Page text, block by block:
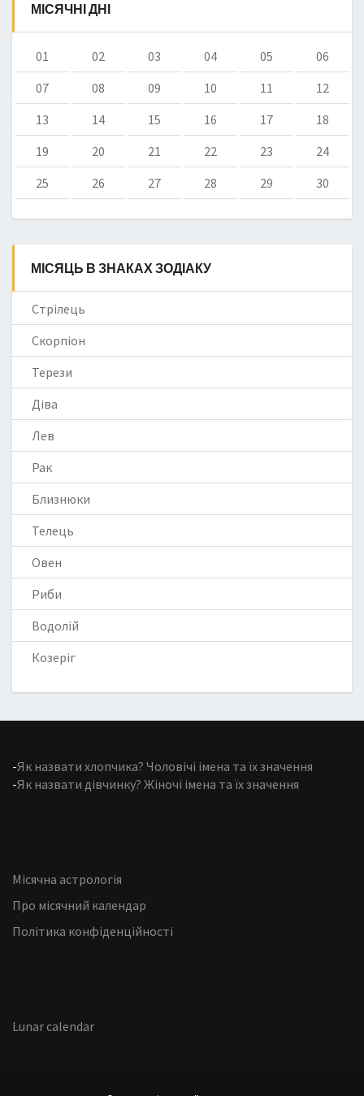
МІСЯЧНІ ДНІ
01 02 03 04 05
06
07
08 09 10 11
12
13
14 15 16 17
18
19
20 21 22 23
24
25
26 27 28 29 30
МІСЯЦЬ В ЗНАКАХ ЗОДІАКУ
Стрілець
Скорпіон
Терези
Діва
Лев
Рак
Близнюки
Телець
Овен
Риби
Водолій
Козеріг
-Як назвати хлопчика? Чоловічі імена та їх значення
-Як назвати дівчинку? Жіночі імена та їх значення
Місячна астрологія
Про місячний календар
Політика конфіденційності
Lunar calendar